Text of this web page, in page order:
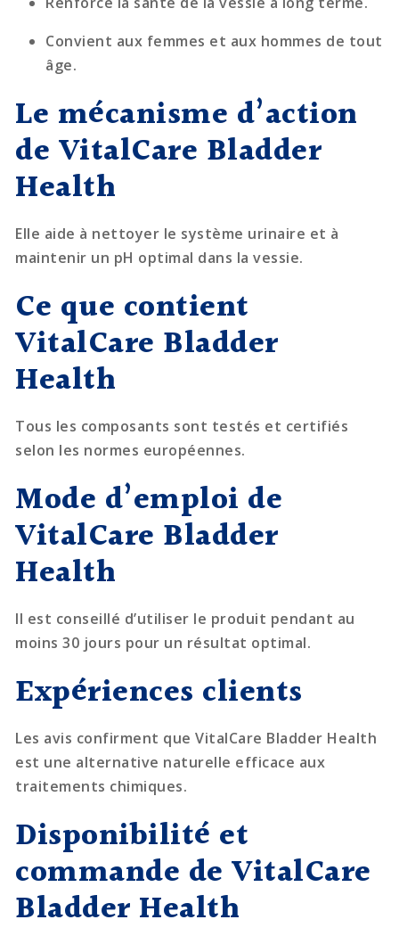
Convient aux femmes et aux hommes de tout
âge.
Le mécanisme d’action
de VitalCare Bladder
Health
Elle aide à nettoyer le système urinaire et à
maintenir un pH optimal dans la vessie.
Ce que contient
VitalCare Bladder
Health
Tous les composants sont testés et certifiés
selon les normes européennes.
Mode d’emploi de
VitalCare Bladder
Health
Il est conseillé d’utiliser le produit pendant au
moins 30 jours pour un résultat optimal.
Expériences clients
Les avis confirment que VitalCare Bladder Health
est une alternative naturelle efficace aux
traitements chimiques.
Disponibilité et
commande de VitalCare
Bladder Health